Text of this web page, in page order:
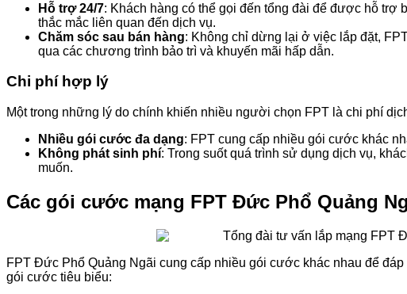
Hỗ trợ 24/7: Khách hàng có thể gọi đến tổng đài để được hỗ trợ
thắc mắc liên quan đến dịch vụ.
Chăm sóc sau bán hàng: Không chỉ dừng lại ở việc lắp đặt,
qua các chương trình bảo trì và khuyến mãi hấp dẫn.
Chi phí hợp lý
Một trong những lý do chính khiến nhiều người chọn FPT là chi phí
Nhiều gói cước đa dạng: FPT cung cấp nhiều gói cước khác
Không phát sinh phí: Trong suốt quá trình sử dụng dịch vụ,
muốn.
Các gói cước mạng FPT Đức Phổ Quảng
FPT Đức Phổ Quảng Ngãi cung cấp nhiều gói cước khác nhau để
gói cước tiêu biểu: